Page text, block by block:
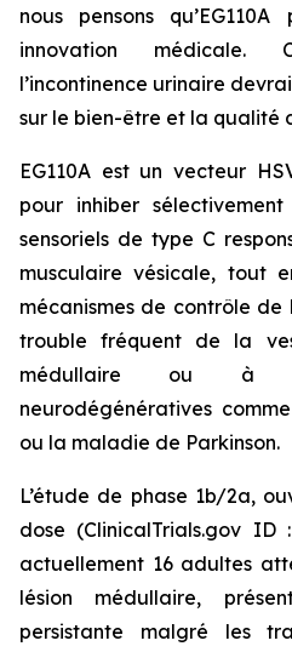
nous pensons
innovation médicale.
l’incontinence urinaire
sur le bien-être et la qualité
EG110A est un vecteur
pour inhiber
sensoriels de type C
musculaire vésicale, tout
mécanismes de contrôle de
trouble fréquent de la
médullaire ou à
neurodégénératives
ou la maladie de Parkinson.
L’étude de phase 1b/2a,
dose (ClinicalTrials.gov ID
actuellement 16 adultes
lésion médullaire,
persistante malgré les